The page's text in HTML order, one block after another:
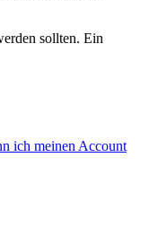
sollten. Ein
ich meinen Account